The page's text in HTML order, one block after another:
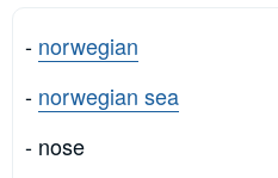
- norwegian
- norwegian sea
- nose